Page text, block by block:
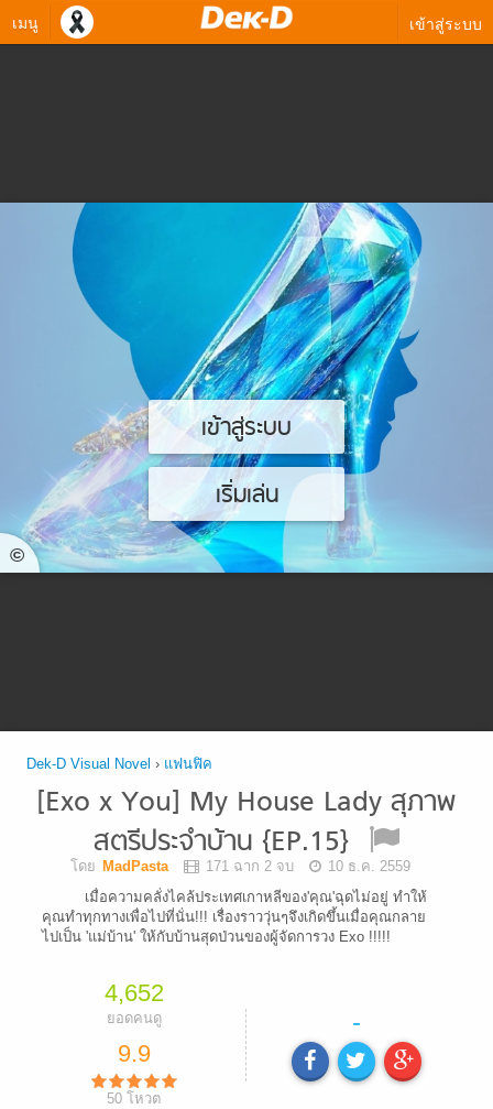
เมนู เข้าสู่ระบบ
เข้าสู่ระบบ
เริ่มเล่น
©
Dek-D Visual Novel › แฟนฟิค
[Exo x You] My House Lady สุภาพ
สตรีประจำบ้าน {EP.15}
โดย MadPasta 171 ฉาก 2 จบ
10 ธ.ค. 2559
เมื่อความคลั่งไคล้ประเทศเกาหลีของ'คุณ'ฉุดไม่อยู่ ทำให้
คุณทำทุกทางเพื่อไปที่นั่น!!! เรื่องราววุ่นๆจึงเกิดขึ้นเมื่อคุณกลาย
ไปเป็น 'แม่บ้าน' ให้กับบ้านสุดป่วนของผู้จัดการวง Exo !!!!!
4,652
ยอดคนดู
9.9
50 โหวต
-